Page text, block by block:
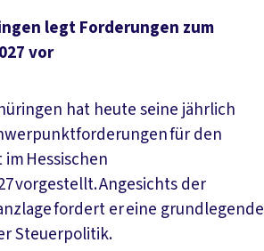
legt Forderungen zum
vor
hat heute seine jährlich
für den
Hessischen
vorgestellt. Angesichts der
fordert er eine grundlegende
Steuerpolitik.